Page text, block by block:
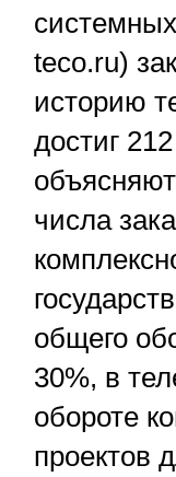
teco.ru)
историю
достиг
числа
общего
30%, в
обороте
проектов